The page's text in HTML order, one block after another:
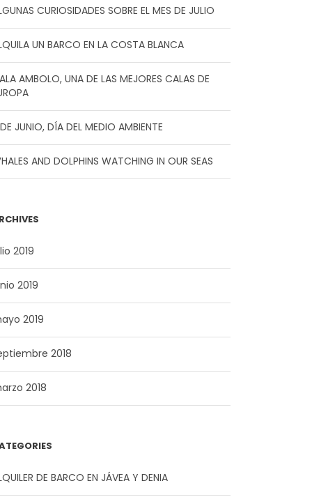
CURIOSIDADES SOBRE EL MES DE JULIO
UN BARCO EN LA COSTA BLANCA
AMBOLO, UNA DE LAS MEJORES CALAS DE
JUNIO, DÍA DEL MEDIO AMBIENTE
AND DOLPHINS WATCHING IN OUR SEAS
2019
2019
2019
2018
2018
DE BARCO EN JÁVEA Y DENIA